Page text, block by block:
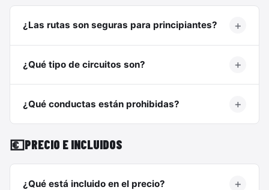
¿Las rutas son seguras para principiantes?
¿Qué tipo de circuitos son?
¿Qué conductas están prohibidas?
💶PRECIO E INCLUIDOS
¿Qué está incluido en el precio?